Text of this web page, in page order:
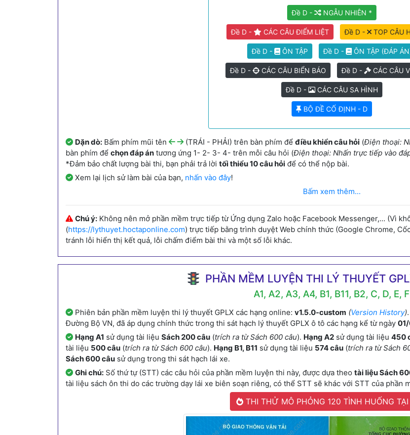
Đề D - NGẪU NHIÊN *
Đề D - CÁC CÂU ĐIỂM LIỆT Đề D - TOP CÂU
Đề D - ÔN TẬP Đề D - ÔN TẬP (ĐÁP
Đề D - CÁC CÂU BIỂN BÁO Đề D - CÁC CÂU
Đề D - CÁC CÂU SA HÌNH
BỘ ĐỀ CỐ ĐỊNH - D
Dặn dò: Bấm phím mũi tên (TRÁI - PHẢI) trên bàn phím để điều khiển câu hỏi (Điện thoại:
bàn phím để chọn đáp án tương ứng 1- 2- 3- 4- trên mỗi câu hỏi (Điện thoại: Nhấn trực tiếp vào
*Đảm bảo chất lượng bài thi, bạn phải trả lời tối thiểu 10 câu hỏi để có thể nộp bài.
Xem lại lịch sử làm bài của bạn, nhấn vào đây!
Bấm xem thêm...
Chú ý: Không nên mở phần mềm trực tiếp từ Ứng dụng Zalo hoặc Facebook Messenger,... (Vì
(https://lythuyet.hoctaponline.com) trực tiếp bằng trình duyệt Web chính thức (Google Chrome,
tránh lỗi hiển thị kết quả, lỗi chấm điểm bài thi và một số lỗi khác.
PHẦN MỀM LUYỆN THI LÝ THUYẾT
A1, A2, A3, A4, B1, B11, B2, C, D, E, F
Phiên bản phần mềm luyện thi lý thuyết GPLX các hạng online: v1.5.0-custom (Version History)
Đường Bộ VN, đã áp dụng chính thức trong thi sát hạch lý thuyết GPLX ô tô các hạng kể từ ngày
Hạng A1 sử dụng tài liệu Sách 200 câu (trích ra từ Sách 600 câu). Hạng A2 sử dụng tài liệu 450
tài liệu 500 câu (trích ra từ Sách 600 câu). Hạng B1, B11 sử dụng tài liệu 574 câu (trích ra từ Sách
Sách 600 câu sử dụng trong thi sát hạch lái xe.
Ghi chú: Số thứ tự (STT) các câu hỏi của phần mềm luyện thi này, được dựa theo tài liệu Sách
tài liệu sách ôn thi do các trường dạy lái xe biên soạn riêng, có thể STT sẽ khác với STT của phần
THI THỬ MÔ PHỎNG 120 TÌNH HUỐNG